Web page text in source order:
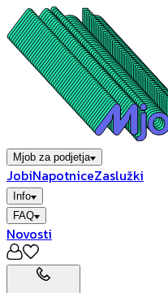
Mjob za podjetja
JobiNapotniceZaslužki
Info
FAQ
Novosti